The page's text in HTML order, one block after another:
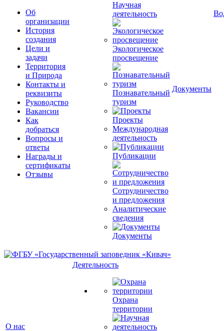
Об
организации
История
создания
Цели и
задачи
Территория
и Природа
Контакты и
реквизиты
Руководство
Вакансии
Как
добраться
Вопросы и
ответы
Награды и
сертификаты
Отзывы
Научная
деятельность
Экологическое
просвещение
Познавательный
туризм
Проекты
Международная
деятельность
Публикации
Сотрудничество
и предложения
Аналитические
сведения
Документы
Документы
О нас
Деятельность
Охрана
территории